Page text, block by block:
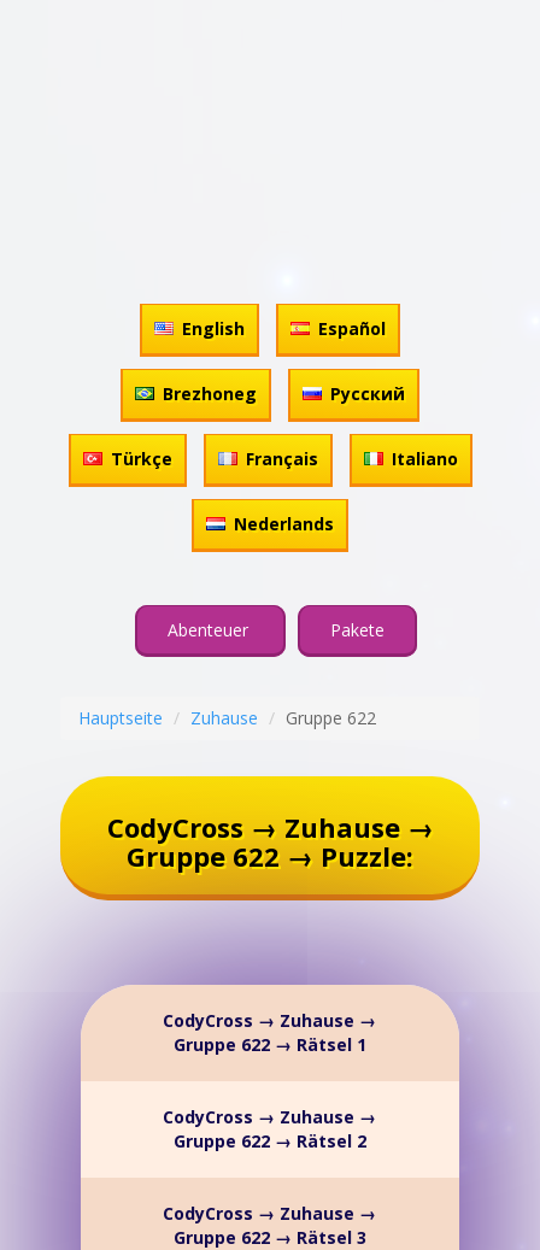
English Español
Brezhoneg Русский
Türkçe Français Italiano
Nederlands
Abenteuer Pakete
Hauptseite Zuhause Gruppe 622
CodyCross → Zuhause →
Gruppe 622 → Puzzle:
CodyCross → Zuhause →
Gruppe 622 → Rätsel 1
CodyCross → Zuhause →
Gruppe 622 → Rätsel 2
CodyCross → Zuhause →
Gruppe 622 → Rätsel 3